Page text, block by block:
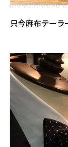
只今麻布テーラ